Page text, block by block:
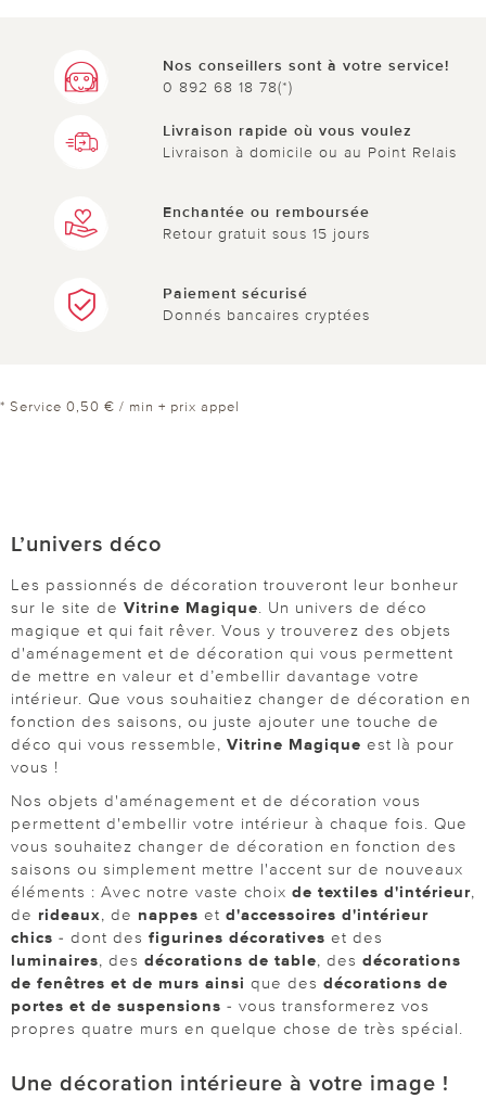
Nos conseillers sont à votre service!
0 892 68 18 78(*)
Livraison rapide où vous voulez
Livraison à domicile ou au Point Relais
Enchantée ou remboursée
Retour gratuit sous 15 jours
Paiement sécurisé
Donnés bancaires cryptées
* Service 0,50 € / min + prix appel
L’univers déco
Les passionnés de décoration trouveront leur bonheur
sur le site de Vitrine Magique . Un univers de déco
magique et qui fait rêver. Vous y trouverez des objets
d'aménagement et de décoration qui vous permettent
de mettre en valeur et d’embellir davantage votre
intérieur. Que vous souhaitiez changer de décoration en
fonction des saisons, ou juste ajouter une touche de
déco qui vous ressemble, Vitrine Magique est là pour
vous !
Nos objets d'aménagement et de décoration vous
permettent d'embellir votre intérieur à chaque fois. Que
vous souhaitez changer de décoration en fonction des
saisons ou simplement mettre l'accent sur de nouveaux
éléments : Avec notre vaste choix de textiles d'intérieur,
de rideaux, de nappes et d'accessoires d'intérieur
chics - dont des figurines décoratives et des
luminaires, des décorations de table, des décorations
de fenêtres et de murs ainsi que des décorations de
portes et de suspensions - vous transformerez vos
propres quatre murs en quelque chose de très spécial.
Une décoration intérieure à votre image !